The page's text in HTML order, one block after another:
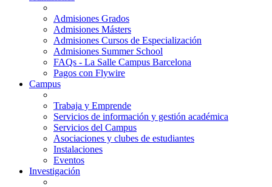
Admisiones Grados
Admisiones Másters
Admisiones Cursos de Especialización
Admisiones Summer School
FAQs - La Salle Campus Barcelona
Pagos con Flywire
Campus
Trabaja y Emprende
Servicios de información y gestión académica
Servicios del Campus
Asociaciones y clubes de estudiantes
Instalaciones
Eventos
Investigación